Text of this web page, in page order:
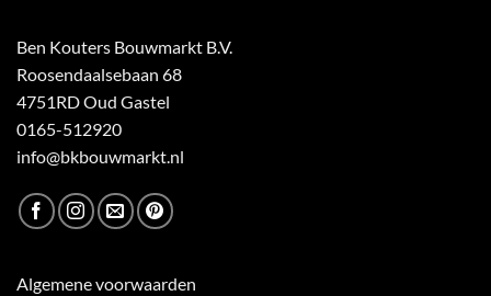
Ben Kouters Bouwmarkt B.V.
Roosendaalsebaan 68
4751RD Oud Gastel
0165-512920
info@bkbouwmarkt.nl
Algemene voorwaarden